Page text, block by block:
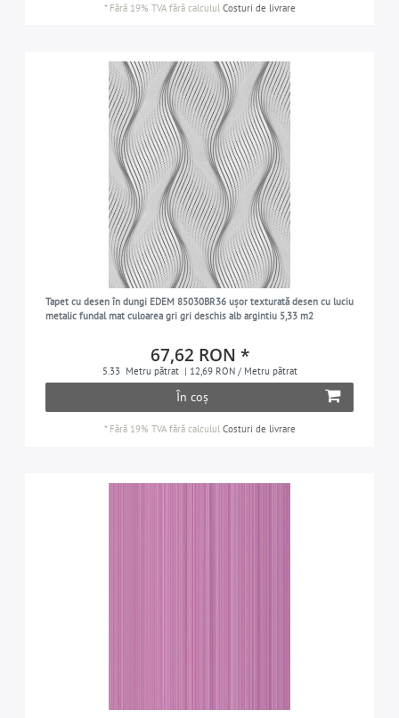
* Fără 19% TVAfără calculul Costuri de livrare
Tapet cu desen în dungi EDEM 85030BR36 ușor texturată desen cu luciu
metalic fundal mat culoarea gri gri deschis alb argintiu 5,33 m2
67,62 RON *
5.33 Metru pătrat | 12,69 RON / Metru pătrat
În coș
* Fără 19% TVAfără calculul Costuri de livrare